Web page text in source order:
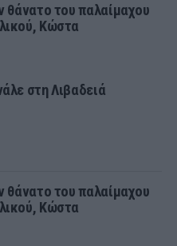
θάνατο του παλαίμαχου
Κώστα
στη Λιβαδειά
θάνατο του παλαίμαχου
Κώστα